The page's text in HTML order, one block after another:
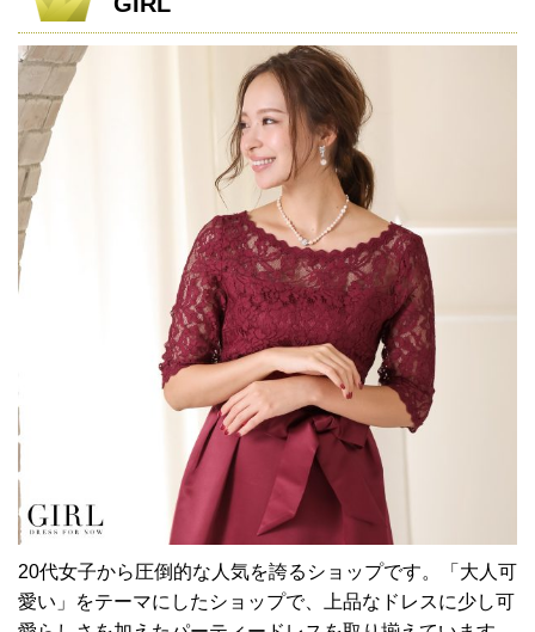
20代女子から圧倒的な人気を誇るショップです。「大人可
愛い」をテーマにしたショップで、上品なドレスに少し可